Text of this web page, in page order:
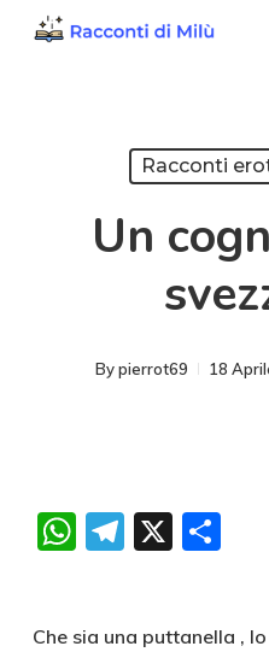
Racconti
Un
By pierrot69 18
WhatsApp
Telegram
X
Che sia una puttanella ,